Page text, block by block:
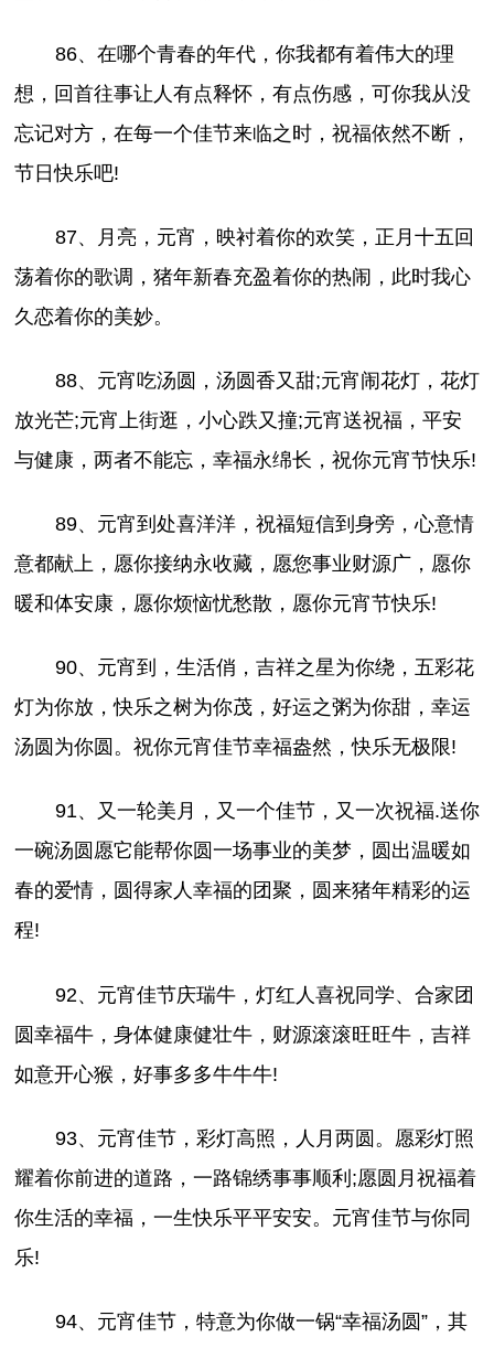
86、在哪个青春的年代，你我都有着伟大的理
想，回首往事让人有点释怀，有点伤感，可你我从没
忘记对方，在每一个佳节来临之时，祝福依然不断，
节日快乐吧!
87、月亮，元宵，映衬着你的欢笑，正月十五回
荡着你的歌调，猪年新春充盈着你的热闹，此时我心
久恋着你的美妙。
88、元宵吃汤圆，汤圆香又甜;元宵闹花灯，花灯
放光芒;元宵上街逛，小心跌又撞;元宵送祝福，平安
与健康，两者不能忘，幸福永绵长，祝你元宵节快乐!
89、元宵到处喜洋洋，祝福短信到身旁，心意情
意都献上，愿你接纳永收藏，愿您事业财源广，愿你
暖和体安康，愿你烦恼忧愁散，愿你元宵节快乐!
90、元宵到，生活俏，吉祥之星为你绕，五彩花
灯为你放，快乐之树为你茂，好运之粥为你甜，幸运
汤圆为你圆。祝你元宵佳节幸福盎然，快乐无极限!
91、又一轮美月，又一个佳节，又一次祝福.送你
一碗汤圆愿它能帮你圆一场事业的美梦，圆出温暖如
春的爱情，圆得家人幸福的团聚，圆来猪年精彩的运
程!
92、元宵佳节庆瑞牛，灯红人喜祝同学、合家团
圆幸福牛，身体健康健壮牛，财源滚滚旺旺牛，吉祥
如意开心猴，好事多多牛牛牛!
93、元宵佳节，彩灯高照，人月两圆。愿彩灯照
耀着你前进的道路，一路锦绣事事顺利;愿圆月祝福着
你生活的幸福，一生快乐平平安安。元宵佳节与你同
乐!
94、元宵佳节，特意为你做一锅“幸福汤圆”，其